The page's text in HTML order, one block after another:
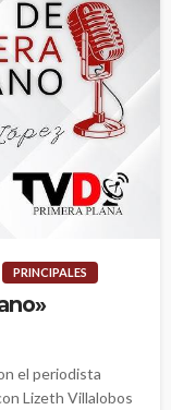
PRINCIPALES
el periodista
Lizeth Villalobos